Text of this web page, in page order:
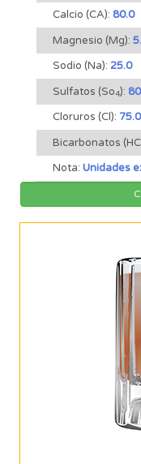
Calcio (CA): 80.0
Magnesio (Mg):
Sodio (Na): 25.0
Sulfatos (So4):
Cloruros (Cl): 75.0
Bicarbonatos
Nota: Unidades